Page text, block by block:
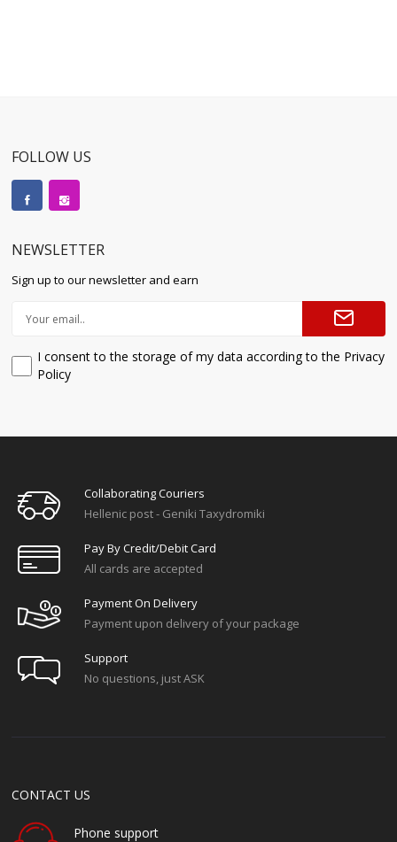
FOLLOW US
NEWSLETTER
Sign up to our newsletter and earn
I consent to the storage of my data according to the Privacy
Policy
Collaborating Couriers
Hellenic post - Geniki Taxydromiki
Pay By Credit/debit Card
All cards are accepted
Payment On Delivery
Payment upon delivery of your package
Support
No questions, just ASK
CONTACT US
Phone support